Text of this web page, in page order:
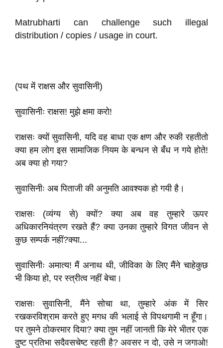
Matrubharti can challenge such illegal
distribution / copies / usage in court.
(पथ में राक्षस और सुवासिनी)
सुवासिनीः राक्षस! मुझे क्षमा करो!
राक्षसः क्यों सुवासिनी, यदि वह बाधा एक क्षण और रुकी रहतीतो
क्या हम लोग इस सामाजिक नियम के बन्धन से बँध न गये होते!
अब क्या हो गया?
सुवासिनीः अब पिताजी की अनुमति आवश्यक हो गयी है।
राक्षसः (व्यंग्य से) क्यों? क्या अब वह तुम्हारे ऊपर
अधिकारनियंत्रण रखते हैं? क्या उनका तुम्हारे विगत जीवन से
कुछ सम्पर्क नहीं?क्या...
सुवासिनीः अमात्य! मैं अनाथ थी, जीविका के लिए मैंने चाहेकुछ
भी किया हो, पर स्त्रीत्व नहीं बेचा।
राक्षसः सुवासिनी, मैंने सोचा था, तुम्हारे अंक में सिर
रखकरविश्राम करते हुए मगध की भलाई से विपथगामी न हूँगा।
पर तुमने ठोकरमार दिया? क्या तुम नहीं जानती कि मेरे भीतर एक
दुष्ट प्रतिभा सदैवसचेष्ट रहती है? अवसर न दो, उसे न जगाओ!